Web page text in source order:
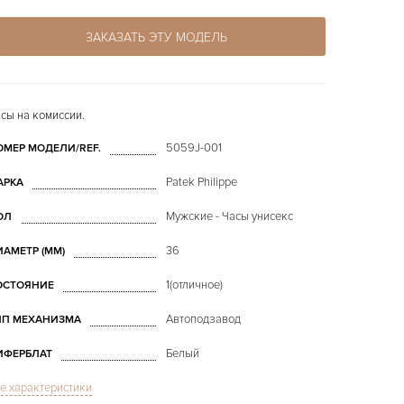
ЗАКАЗАТЬ ЭТУ МОДЕЛЬ
на комиссии.
МОДЕЛИ/REF. 5059J-001
Patek Philippe
Мужские - Часы унисекс
(MM) 36
1(отличное)
МЕХАНИЗМА Автоподзавод
Белый
характеристики